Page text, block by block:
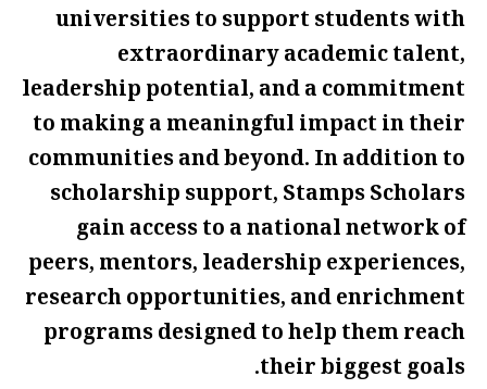
universities to support students with
extraordinary academic talent,
leadership potential, and a commitment
to making a meaningful impact in their
communities and beyond. In addition to
scholarship support, Stamps Scholars
gain access to a national network of
peers, mentors, leadership experiences,
research opportunities, and enrichment
programs designed to help them reach
their biggest goals.